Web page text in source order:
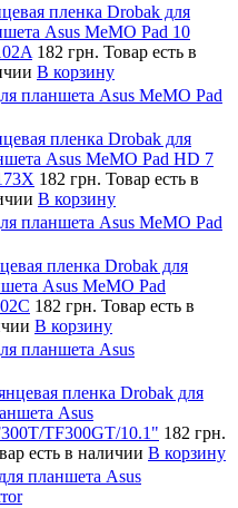
пленка Drobak для
Asus MeMO Pad 10
182 грн. Товар есть в
В корзину
планшета Asus MeMO Pad
пленка Drobak для
Asus MeMO Pad HD 7
182 грн. Товар есть в
В корзину
планшета Asus MeMO Pad
пленка Drobak для
Asus MeMO Pad
182 грн. Товар есть в
В корзину
планшета Asus
пленка Drobak для
Asus
TF300GT/10.1" 182 грн.
есть в наличии В корзину
планшета Asus